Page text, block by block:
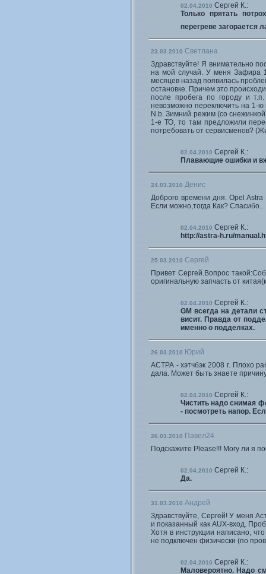
02.04.2010 Сергей К.:
Только прятать
перегреве загорается
23.03.2010 Светлана
Здравствуйте! Я внимательно
на мой случай. У меня Зафира
месяцев назад появилась
остановке. Причем это
после пробега по городу и
невозможно переключить на 1-ю
N.b. Зимний режим (со
1-е ТО, то там предложили
потребовать от сервисменов?
02.04.2010 Сергей К.:
Плавающие ошибки и
24.03.2010 Денис
Доброго времени дня. Opel
Если можно,тогда Как? Спасибо..
02.04.2010 Сергей К.:
http://astra-h.ru/
25.03.2010 Сергей
Привет Сергей.Вопрос
оригинальную запчасть от
02.04.2010 Сергей К.:
GM всегда на детали
висит. Правда от
именно о подделках.
26.03.2010 Юрий
АСТРА - хэтчбэк 2008 г. Плохо
дала. Может быть знаете
02.04.2010 Сергей К.:
Чистить надо снимая
- посмотреть напор.
26.03.2010 Павел24
Подскажите Please!!! Могу ли я
02.04.2010 Сергей К.:
Да.
31.03.2010 Андрей
Здравствуйте, Сергей! У меня
и показанный как AUX-вход.
Хотя в инструкции написано,
не подключен физически (по
02.04.2010 Сергей К.:
Маловероятно. Надо